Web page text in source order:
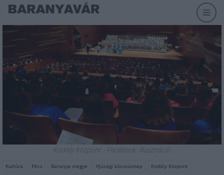
Kodály Központ - Facebook: illusztráció
Kultúra Pécs Baranya megye Ifjúsági kórusünnep
Kodály Központ